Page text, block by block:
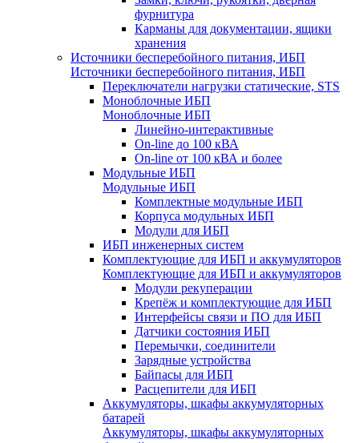
фурнитура
Карманы для документации, ящики
хранения
Источники бесперебойного питания, ИБП
Источники бесперебойного питания, ИБП
Переключатели нагрузки статические, STS
Моноблочные ИБП
Моноблочные ИБП
Линейно-интерактивные
On-line до 100 кВА
On-line от 100 кВА и более
Модульные ИБП
Модульные ИБП
Комплектные модульные ИБП
Корпуса модульных ИБП
Модули для ИБП
ИБП инженерных систем
Комплектующие для ИБП и аккумуляторов
Комплектующие для ИБП и аккумуляторов
Модули рекуперации
Крепёж и комплектующие для ИБП
Интерфейсы связи и ПО для ИБП
Датчики состояния ИБП
Перемычки, соединители
Зарядные устройства
Байпасы для ИБП
Расцепители для ИБП
Аккумуляторы, шкафы аккумуляторных
батарей
Аккумуляторы, шкафы аккумуляторных